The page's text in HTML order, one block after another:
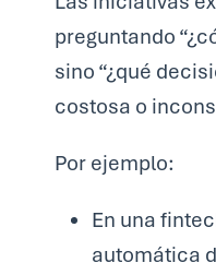
preguntando
sino “¿qué
costosa o
Por ejemplo:
En una
automática